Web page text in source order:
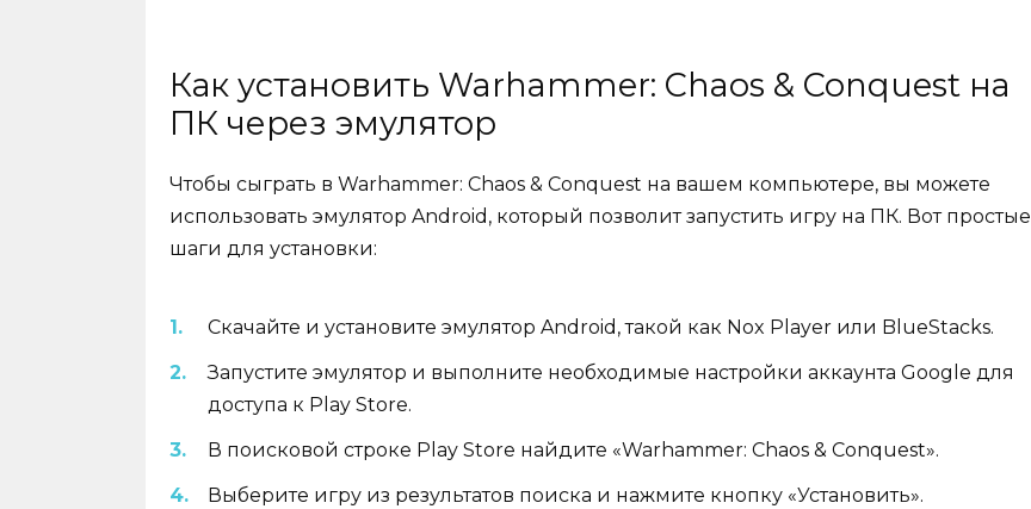
Как установить Warhammer: Chaos & Conquest на
ПК через эмулятор
Чтобы сыграть в Warhammer: Chaos & Conquest на вашем компьютере, вы можете
использовать эмулятор Android, который позволит запустить игру на ПК. Вот простые
шаги для установки:
Скачайте и установите эмулятор Android, такой как Nox Player или BlueStacks.
Запустите эмулятор и выполните необходимые настройки аккаунта Google для
доступа к Play Store.
В поисковой строке Play Store найдите «Warhammer: Chaos & Conquest».
Выберите игру из результатов поиска и нажмите кнопку «Установить».